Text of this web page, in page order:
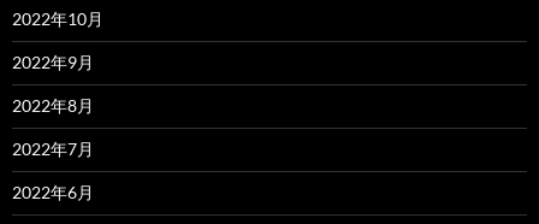
2022年10月
2022年9月
2022年8月
2022年7月
2022年6月